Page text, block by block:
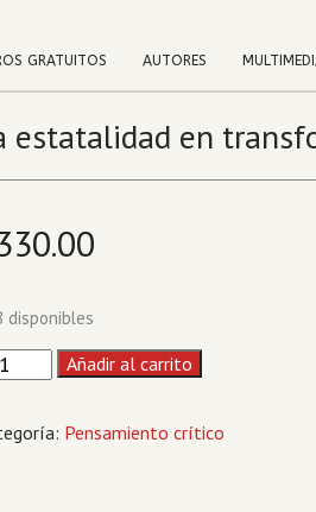
GRATUITOS AUTORES
estatalidad en
disponibles
Añadir al carrito
Pensamiento crítico